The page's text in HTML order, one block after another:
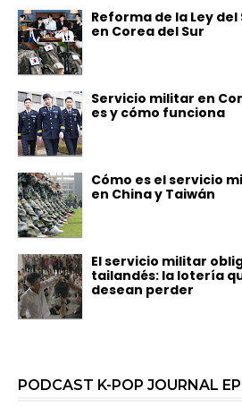
Reforma de la Ley
en Corea del Sur
Servicio militar en
es y cómo funciona
Cómo es el servicio
en China y Taiwán
El servicio militar
tailandés: la lotería
desean perder
PODCAST K-POP JOURNAL